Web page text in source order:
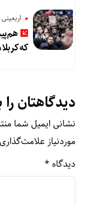
که کربلا میزبان
دیدگاهتان
نشانی ایمیل شما
موردنیاز
دیدگاه *